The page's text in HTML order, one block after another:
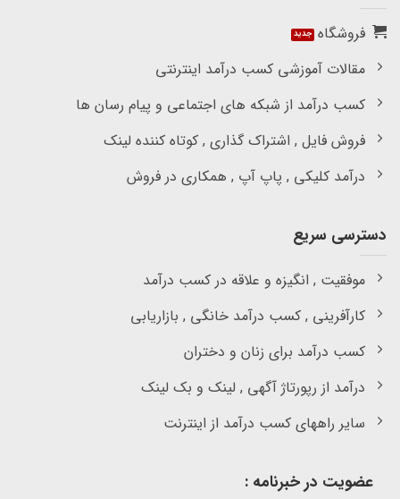
فروشگاه
مقالات آموزشی کسب درآمد اینترنتی
کسب درآمد از شبکه های اجتماعی و پیام رسان ها
فروش فایل , اشتراک گذاری , کوتاه کننده لینک
درآمد کلیکی , پاپ آپ , همکاری در فروش
دسترسی سریع
موفقیت , انگیزه و علاقه در کسب درآمد
کارآفرینی , کسب درآمد خانگی , بازاریابی
کسب درآمد برای زنان و دختران
درآمد از رپورتاژ آگهی , لینک و بک لینک
سایر راههای کسب درآمد از اینترنت
عضویت در خبرنامه :